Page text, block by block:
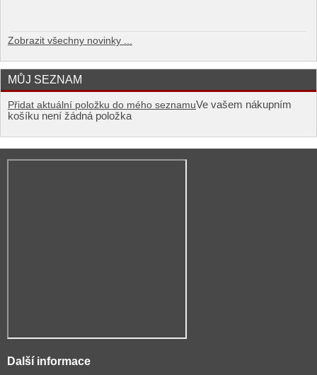
Zobrazit všechny novinky ...
MŮJ SEZNAM
Přidat aktuální položku do mého seznamuVe vašem nákupním
košíku není žádná položka
Další informace